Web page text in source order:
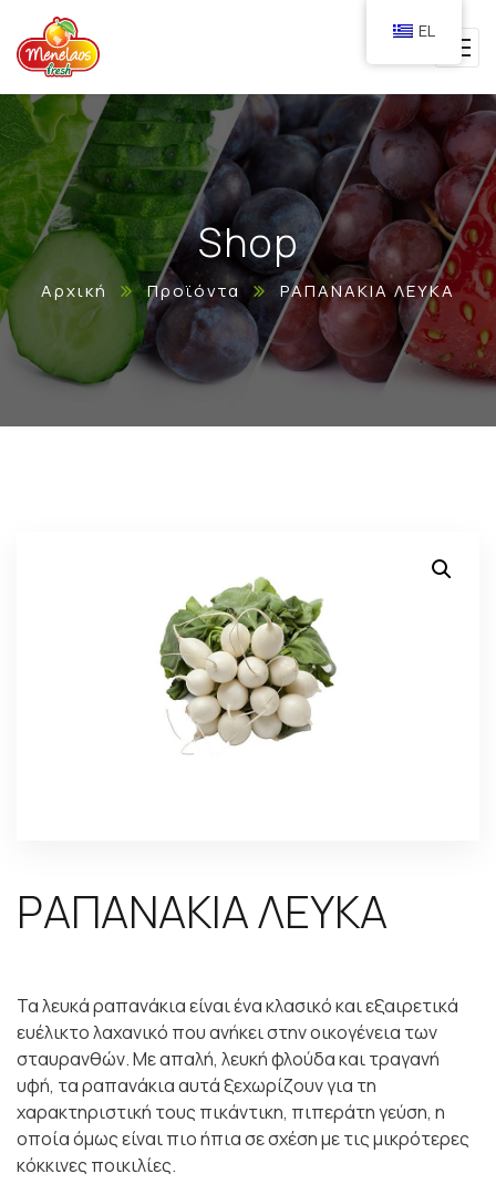
Shop
Αρχική Προϊόντα ΡΑΠΑΝΑΚΙΑ ΛΕΥΚΑ
ΡΑΠΑΝΑΚΙΑ ΛΕΥΚΑ
Τα λευκά ραπανάκια είναι ένα κλασικό και εξαιρετικά
ευέλικτο λαχανικό που ανήκει στην οικογένεια των
σταυρανθών. Με απαλή, λευκή φλούδα και τραγανή
υφή, τα ραπανάκια αυτά ξεχωρίζουν για τη
χαρακτηριστική τους πικάντικη, πιπεράτη γεύση, η
οποία όμως είναι πιο ήπια σε σχέση με τις μικρότερες
κόκκινες ποικιλίες.
EL